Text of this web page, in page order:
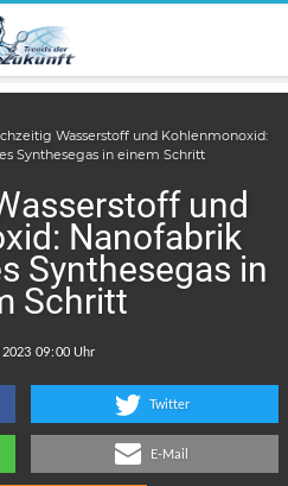
Wasserstoff und Kohlenmonoxid:
Synthesegas in einem Schritt
und
Nanofabrik
Synthesegas in
Schritt
:
Twitter
E-Mail